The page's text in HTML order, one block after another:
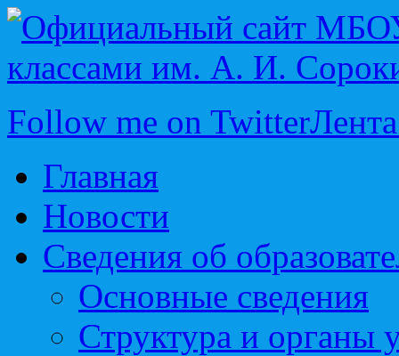
Follow me on Twitter
Главная
Новости
Сведения об
Основные сведения
Структура и органы